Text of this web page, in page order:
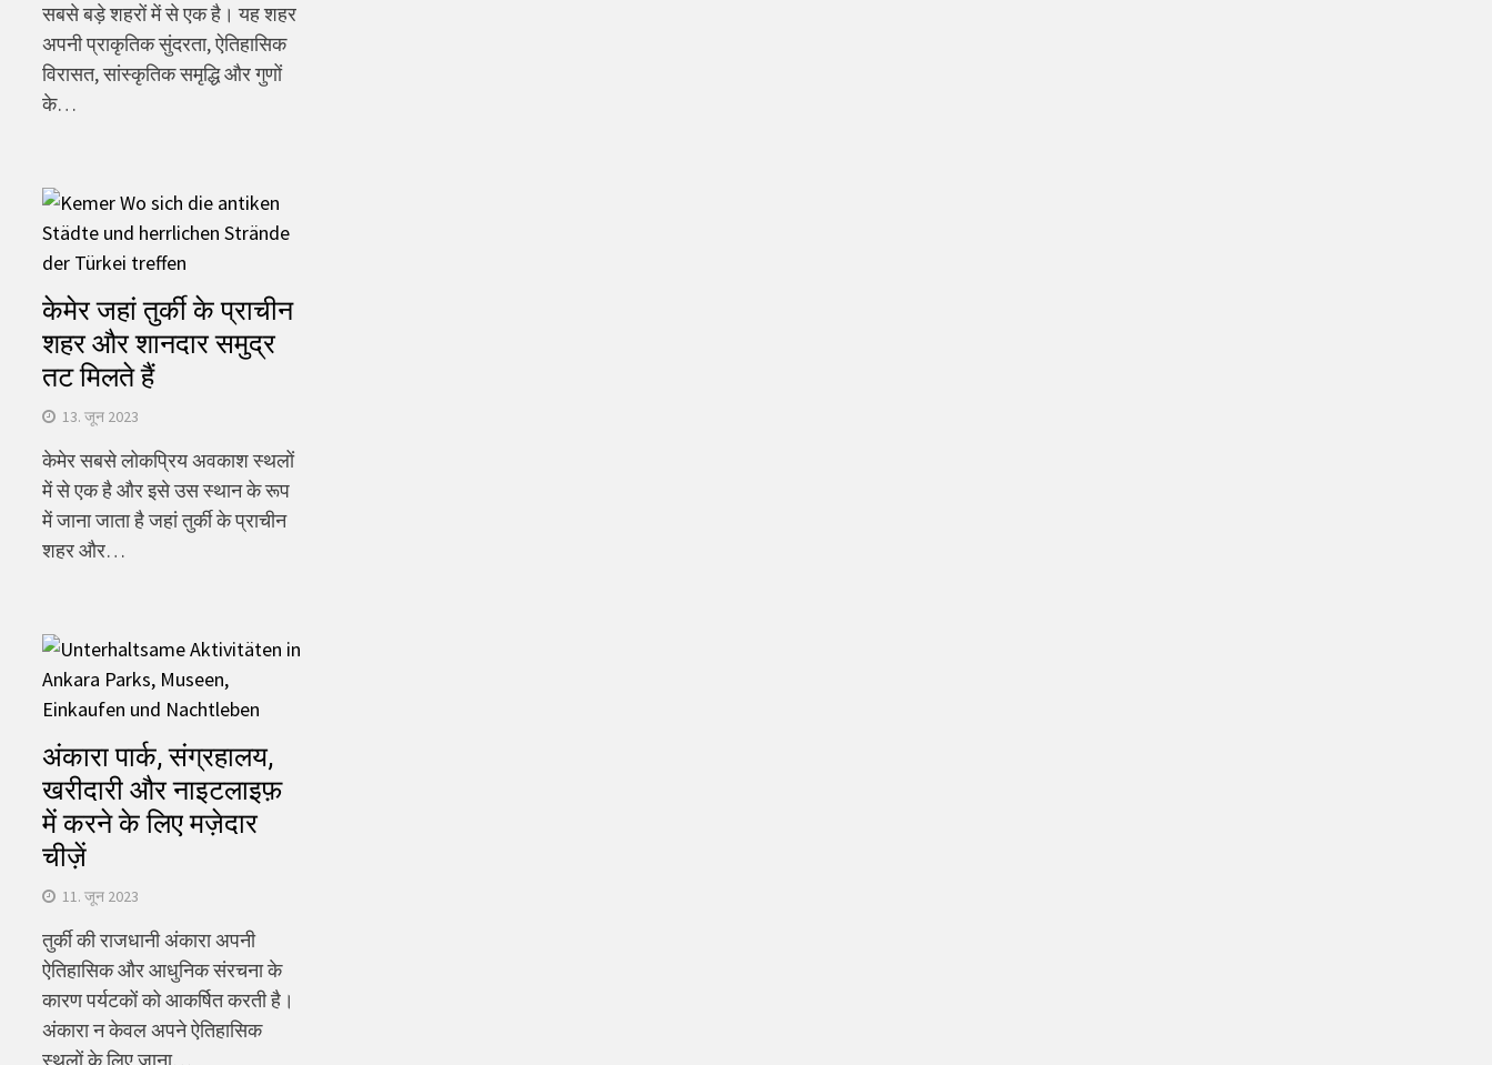
सबसे बड़े शहरों में से एक है। यह शहर
अपनी प्राकृतिक सुंदरता, ऐतिहासिक
विरासत, सांस्कृतिक समृद्धि और गुणों
के…
केमेर जहां तुर्की के प्राचीन
शहर और शानदार समुद्र
तट मिलते हैं
13. जून 2023
केमेर सबसे लोकप्रिय अवकाश स्थलों
में से एक है और इसे उस स्थान के रूप
में जाना जाता है जहां तुर्की के प्राचीन
शहर और…
अंकारा पार्क, संग्रहालय,
खरीदारी और नाइटलाइफ़
में करने के लिए मज़ेदार
चीज़ें
11. जून 2023
तुर्की की राजधानी अंकारा अपनी
ऐतिहासिक और आधुनिक संरचना के
कारण पर्यटकों को आकर्षित करती है।
अंकारा न केवल अपने ऐतिहासिक